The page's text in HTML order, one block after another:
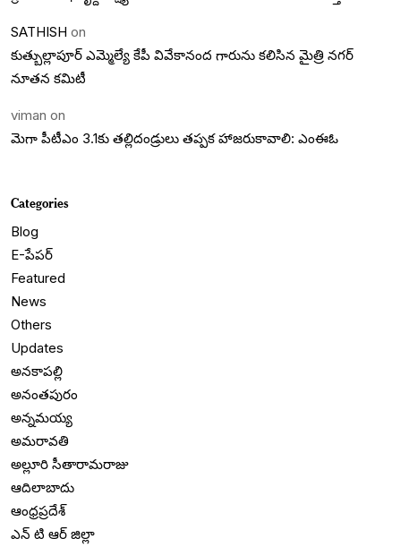
SATHISH on
కుత్బుల్లాపూర్ ఎమ్మెల్యే కేపీ వివేకానంద గారును కలిసిన మైత్రి నగర్
నూతన కమిటీ
viman on
మెగా పీటీఎం 3.1కు తల్లిదండ్రులు తప్పక హాజరుకావాలి: ఎంఈఓ
Categories
Blog
E-పేపర్
Featured
News
Others
Updates
అనకాపల్లి
అనంతపురం
అన్నమయ్య
అమరావతి
అల్లూరి సీతారామరాజు
ఆదిలాబాదు
ఆంధ్రప్రదేశ్
ఎన్ టి ఆర్ జిల్లా